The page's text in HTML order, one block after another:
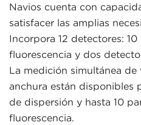
Navios cuenta con
satisfacer las amplias
Incorpora 12 detectores:
fluorescencia y dos
La medición simultánea
anchura están disponibles
de dispersión y hasta 10
fluorescencia.